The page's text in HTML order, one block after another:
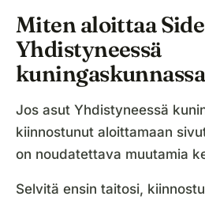
Miten aloittaa
Yhdistyneessä
kuningaskunnassa
Jos asut Yhdistyneessä
kiinnostunut aloittamaan
on noudatettava muutamia
Selvitä ensin taitosi,